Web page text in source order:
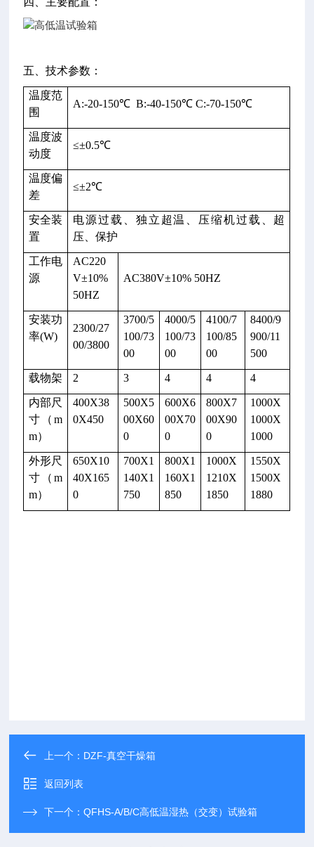
五、技术参数：
温度范
围
A:-20-150℃ B:-40-150℃ C:-70-150℃
温度波
动度
≤±0.5℃
温度偏
差
≤±2℃
安全装
置
电源过载、独立超温、压缩机过载、超
压、保护
工作电
源
AC220
V±10%
50HZ
AC380V±10% 50HZ
安装功
率(W)
2300/27
00/3800
3700/5
100/73
00
4000/5
100/73
00
4100/7
100/85
00
8400/9
900/11
500
载物架 2 3 4 4 4
内部尺
寸（m
m）
400X38
0X450
500X5
00X60
0
600X6
00X70
0
800X7
00X90
0
1000X
1000X
1000
外形尺
寸（m
m）
650X10
40X165
0
700X1
140X1
750
800X1
160X1
850
1000X
1210X
1850
1550X
1500X
1880
上一个： DZF-真空干燥箱
返回列表
下一个：QFHS-A/B/C高低温湿热（交变）试验箱